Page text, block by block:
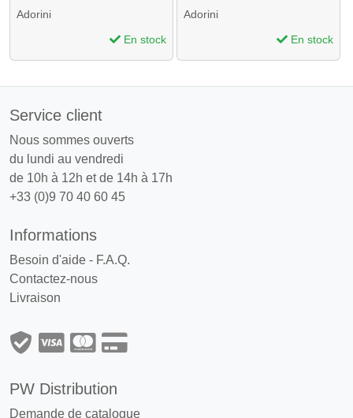
Adorini
En stock
Adorini
En stock
Service client
Nous sommes ouverts
du lundi au vendredi
de 10h à 12h et de 14h à 17h
+33 (0)9 70 40 60 45
Informations
Besoin d'aide - F.A.Q.
Contactez-nous
Livraison
PW Distribution
Demande de catalogue